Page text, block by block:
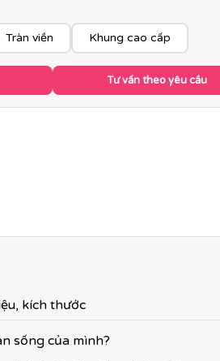
Tràn viền Khung cao cấp
Tư vấn theo yêu cầu
kích thước
sống của mình?